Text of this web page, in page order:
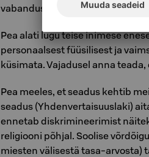
vabandust paluda.
Pea alati lugu teise inimese
personaalsest füüsilisest ja
küsimata. Vajadusel anna
Pea meeles, et seadus kehtib
seadus (Yhdenvertaisuuslaki)
ennetab diskrimineerimist
religiooni põhjal. Soolise
miesten välisestä tasa-arvosta)